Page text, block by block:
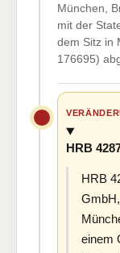
München,
mit der
dem Sitz in
176695)
HRB
HRB
einem